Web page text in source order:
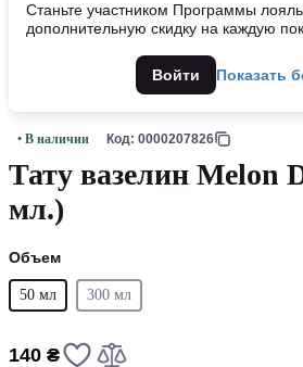
Станьте участником Программы
дополнительную скидку на каждую
Войти Показать
• В наличии Код: 0000207826
Тату вазелин Melon
мл.)
Объем
50 мл 300 мл
140 ₴